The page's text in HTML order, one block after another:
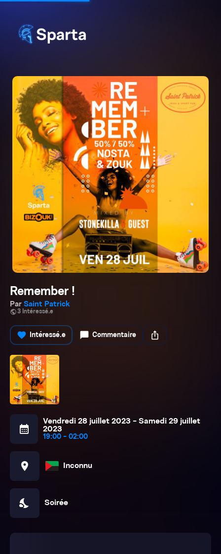
Remember !
Par Saint Patrick
public3 Intéressé.e
favorite Intéressé.e chat_bubble Commentaire ios_share
calendar_month
Vendredi 28 juillet 2023 - Samedi 29 juillet
2023
19:00 - 02:00
location_on Inconnu
nights_stay Soirée